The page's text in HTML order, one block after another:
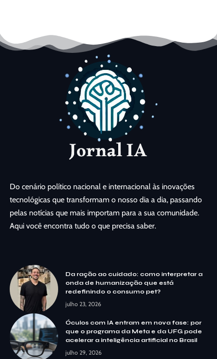
Do cenário político nacional e internacional às inovações
tecnológicas que transformam o nosso dia a dia, passando
pelas notícias que mais importam para a sua comunidade.
Aqui você encontra tudo o que precisa saber.
Da ração ao cuidado: como interpretar a
onda de humanização que está
redefinindo o consumo pet?
julho 23, 2026
Óculos com IA entram em nova fase: por
que o programa da Meta e da UFG pode
acelerar a inteligência artificial no Brasil
julho 29, 2026